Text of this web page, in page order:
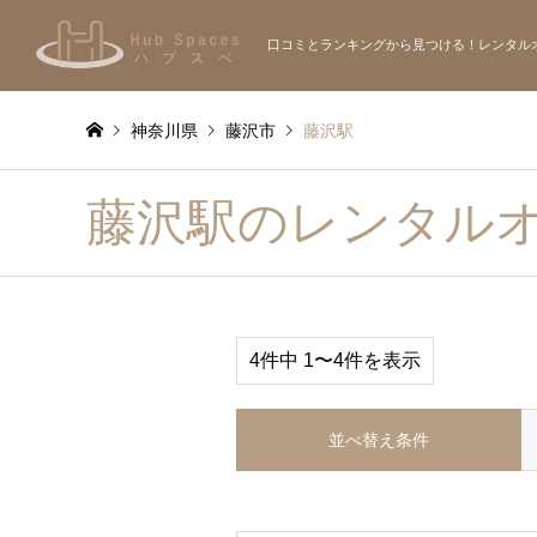
口コミとランキングから見つける！レンタル
神奈川県 藤沢市 藤沢駅
藤沢駅のレンタル
4件中 1〜4件を表示
並べ替え条件